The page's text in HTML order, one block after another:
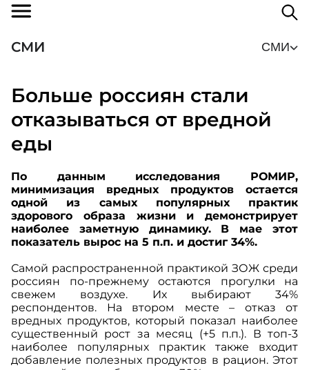
СМИ СМИ
Больше россиян стали
отказываться от вредной
еды
По данным исследования РОМИР,
минимизация вредных продуктов остается
одной из самых популярных практик
здорового образа жизни и демонстрирует
наиболее заметную динамику. В мае этот
показатель вырос на 5 п.п. и достиг 34%.
Самой распространенной практикой ЗОЖ среди
россиян по-прежнему остаются прогулки на
свежем воздухе. Их выбирают 34%
респондентов. На втором месте – отказ от
вредных продуктов, который показал наиболее
существенный рост за месяц (+5 п.п.). В топ-3
наиболее популярных практик также входит
добавление полезных продуктов в рацион. Этот